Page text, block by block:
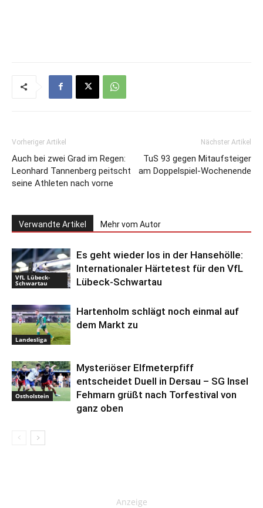
Vorheriger Artikel
Auch bei zwei Grad im Regen:
Leonhard Tannenberg peitscht
seine Athleten nach vorne
Nächster Artikel
TuS 93 gegen Mitaufsteiger
am Doppelspiel-Wochenende
Verwandte Artikel Mehr vom Autor
VfL Lübeck-
Schwartau
Es geht wieder los in der Hansehölle:
Internationaler Härtetest für den VfL
Lübeck-Schwartau
Landesliga
Hartenholm schlägt noch einmal auf
dem Markt zu
Ostholstein
Mysteriöser Elfmeterpfiff
entscheidet Duell in Dersau – SG Insel
Fehmarn grüßt nach Torfestival von
ganz oben
Anzeige